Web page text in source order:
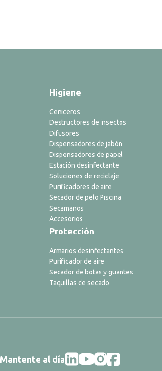
Higiene
Ceniceros
Destructores de insectos
Difusores
Dispensadores de jabón
Dispensadores de papel
Estación desinfectante
Soluciones de reciclaje
Purificadores de aire
Secador de pelo Piscina
Secamanos
Accesorios
Protección
Armarios desinfectantes
Purificador de aire
Secador de botas y guantes
Taquillas de secado
Mantente al día